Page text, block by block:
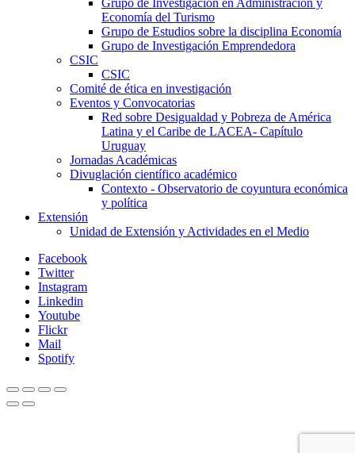
Economía del Turismo
Grupo de Estudios sobre la disciplina Economía
Grupo de Investigación Emprendedora
CSIC
CSIC
Comité de ética en investigación
Eventos y Convocatorias
Red sobre Desigualdad y Pobreza de América
Latina y el Caribe de LACEA- Capítulo
Uruguay
Jornadas Académicas
Divuglación científico académico
Contexto - Observatorio de coyuntura económica
y política
Extensión
Unidad de Extensión y Actividades en el Medio
Facebook
Twitter
Instagram
Linkedin
Youtube
Flickr
Mail
Spotify